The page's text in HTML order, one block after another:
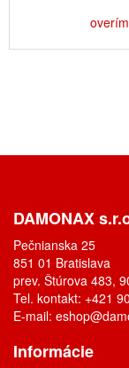
DAMONAX
Pečnianska 25
851 01 Bratislava
prev. Štúrova 483,
Tel. kontakt: +421
E-mail:
Informácie